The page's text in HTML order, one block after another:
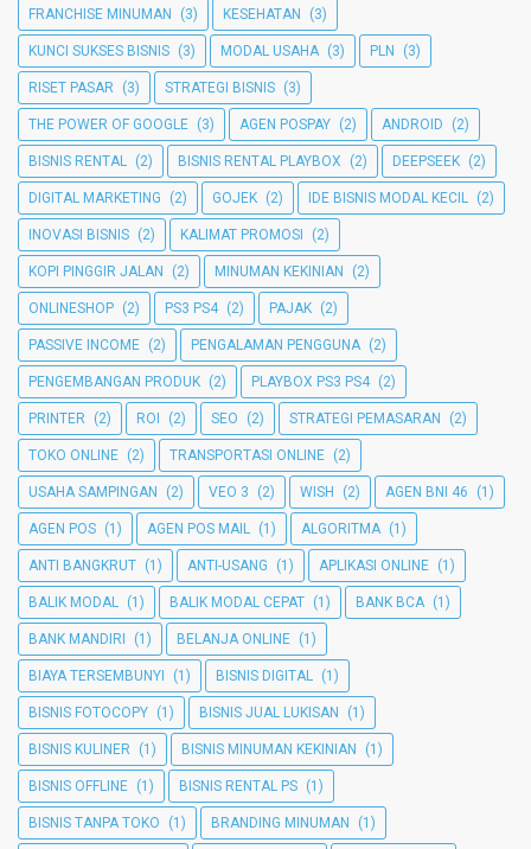
FRANCHISE MINUMAN (3) KESEHATAN (3)
KUNCI SUKSES BISNIS (3) MODAL USAHA (3) PLN (3)
RISET PASAR (3) STRATEGI BISNIS (3)
THE POWER OF GOOGLE (3) AGEN POSPAY (2) ANDROID (2)
BISNIS RENTAL (2) BISNIS RENTAL PLAYBOX (2) DEEPSEEK (2)
DIGITAL MARKETING (2) GOJEK (2) IDE BISNIS MODAL KECIL (2)
INOVASI BISNIS (2) KALIMAT PROMOSI (2)
KOPI PINGGIR JALAN (2) MINUMAN KEKINIAN (2)
ONLINESHOP (2) PS3 PS4 (2) PAJAK (2)
PASSIVE INCOME (2) PENGALAMAN PENGGUNA (2)
PENGEMBANGAN PRODUK (2) PLAYBOX PS3 PS4 (2)
PRINTER (2) ROI (2) SEO (2) STRATEGI PEMASARAN (2)
TOKO ONLINE (2) TRANSPORTASI ONLINE (2)
USAHA SAMPINGAN (2) VEO 3 (2) WISH (2) AGEN BNI 46 (1)
AGEN POS (1) AGEN POS MAIL (1) ALGORITMA (1)
ANTI BANGKRUT (1) ANTI-USANG (1) APLIKASI ONLINE (1)
BALIK MODAL (1) BALIK MODAL CEPAT (1) BANK BCA (1)
BANK MANDIRI (1) BELANJA ONLINE (1)
BIAYA TERSEMBUNYI (1) BISNIS DIGITAL (1)
BISNIS FOTOCOPY (1) BISNIS JUAL LUKISAN (1)
BISNIS KULINER (1) BISNIS MINUMAN KEKINIAN (1)
BISNIS OFFLINE (1) BISNIS RENTAL PS (1)
BISNIS TANPA TOKO (1) BRANDING MINUMAN (1)